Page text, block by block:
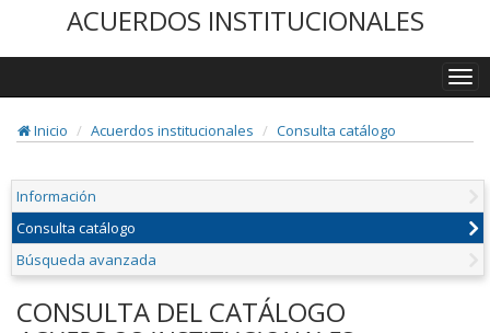
ACUERDOS INSTITUCIONALES
Inicio
Acuerdos institucionales Consulta catálogo
Información
Consulta catálogo
Búsqueda avanzada
CONSULTA DEL CATÁLOGO